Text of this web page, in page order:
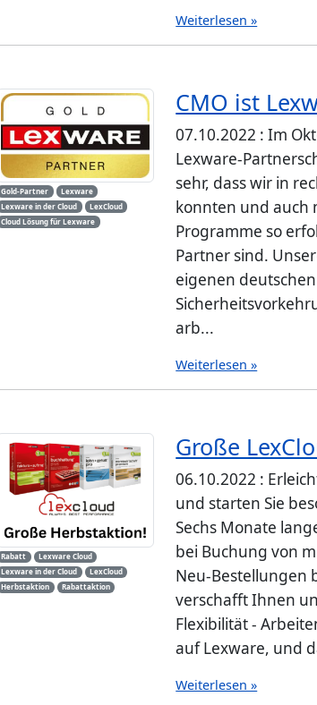
Weiterlesen »
Gold-Partner
Lexware
Lexware in der Cloud
LexCloud
Cloud Lösung für Lexware
CMO ist
07.10.2022 : Im
Lexware-
sehr, dass wir in
konnten und auch
Programme so
Partner sind.
eigenen
arb...
Weiterlesen »
Rabatt
Lexware Cloud
Lexware in der Cloud
LexCloud
Herbstaktion
Rabattaktion
Große
06.10.2022 :
und starten Sie
Sechs Monate
bei Buchung von
Neu-Bestellungen
verschafft Ihnen
Flexibilität -
auf Lexware, und
Weiterlesen »